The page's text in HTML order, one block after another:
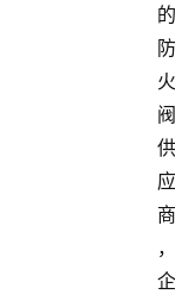
的
防
火
阀
供
应
商
，
企